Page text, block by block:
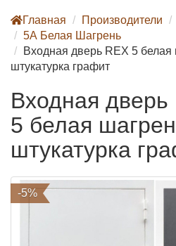
Главная Производители
5А Белая Шагрень
Входная дверь REX 5
штукатурка графит
Входная дверь
5 белая
штукатурка
-5%